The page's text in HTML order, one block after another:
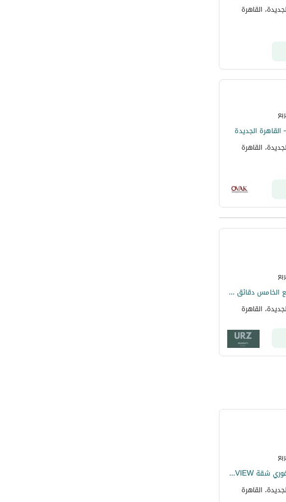
شقة 120 م بالتقسيط في ماونتن فيو التجمع الخامس دقائق من شارع التسعين و الجامعة الامريكية و هايد بارك و بالم هيلز وميفيدا
لفترة محدوده المقدم المدفع يتحول لخصم فوري شقة DOUBLE VIEW للبيع ارقي موقع يربط بين القاهرة الجديدة و المستقبل سيتى بجوار مدينتى ودقايق من هايد بارك